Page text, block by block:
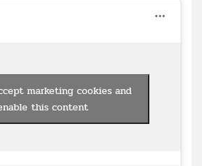
marketing cookies and
this content